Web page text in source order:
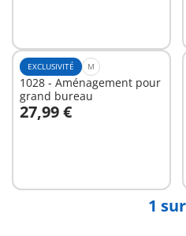
EXCLUSIVITÉ M
1028 - Aménagement pour
grand bureau
27,99 €
Au panier
1